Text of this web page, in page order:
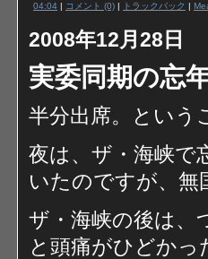
04:04 | コメント (0) | トラックバック |
2008年12月28日
実委同期の忘
半分出席。という
夜は、ザ・海峡で
いたのですが、無
ザ・海峡の後は、
と頭痛がひどか